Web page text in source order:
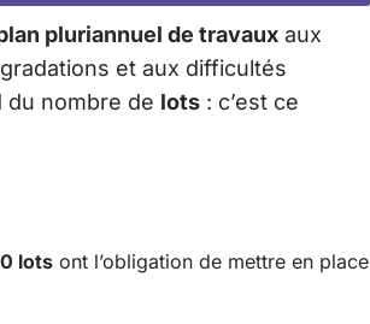
pluriannuel de travaux aux
et aux difficultés
nombre de lots : c’est ce
lots ont l’obligation de mettre en place